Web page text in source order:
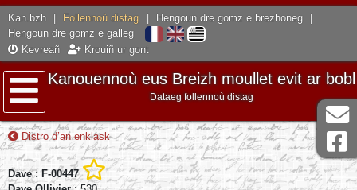
Kan.bzh Follennoù distag Hengoun dre gomz e brezhoneg
Hengoun dre gomz e galleg
Kevreañ
Krouiñ ur gont
Lañser
Kanouennoù eus Breizh moullet evit ar bobl
Dataeg follennoù distag
Distro d’an enklask
Dave : F-00447